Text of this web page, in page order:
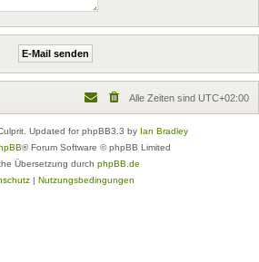
Alle Zeiten sind UTC+02:00
Updated for phpBB3.3 by Ian Bradley
® Forum Software © phpBB Limited
Übersetzung durch phpBB.de
| Nutzungsbedingungen